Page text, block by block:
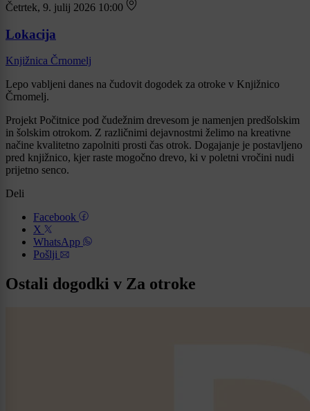
Četrtek, 9. julij 2026 10:00
Lokacija
Knjižnica Črnomelj
Lepo vabljeni danes na čudovit dogodek za otroke v Knjižnico
Črnomelj.
Projekt Počitnice pod čudežnim drevesom je namenjen predšolskim
in šolskim otrokom. Z različnimi dejavnostmi želimo na kreativne
načine kvalitetno zapolniti prosti čas otrok. Dogajanje je postavljeno
pred knjižnico, kjer raste mogočno drevo, ki v poletni vročini nudi
prijetno senco.
Deli
Facebook
X
WhatsApp
Pošlji
Ostali dogodki v Za otroke